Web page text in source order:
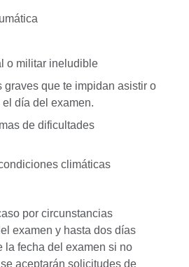
o militar ineludible
graves que te impidan asistir o
día del examen.
de dificultades
climáticas
por circunstancias
examen y hasta dos días
la fecha del examen si no
aceptarán solicitudes de